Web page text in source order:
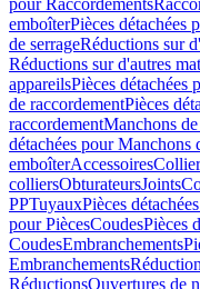
pour Raccordements
emboîterPièces détachées
de serrageRéductions sur
Réductions sur d'autres
appareilsPièces détachées
de raccordementPièces
raccordementManchons
détachées pour Manchons
emboîterAccessoires
colliersObturateursJoints
PPTuyauxPièces
pour PiècesCoudesPièces
CoudesEmbranchements
Embranchements
RéductionsOuvertures de